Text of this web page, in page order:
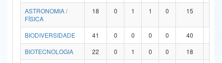
Secretaria de Governo
Advocacia-Geral da União
ASTRONOMIA /
FÍSICA
18 0 1 1 0 15
BIODIVERSIDADE 41 0 0 0 0 40
BIOTECNOLOGIA
22 0 1 0 0 18